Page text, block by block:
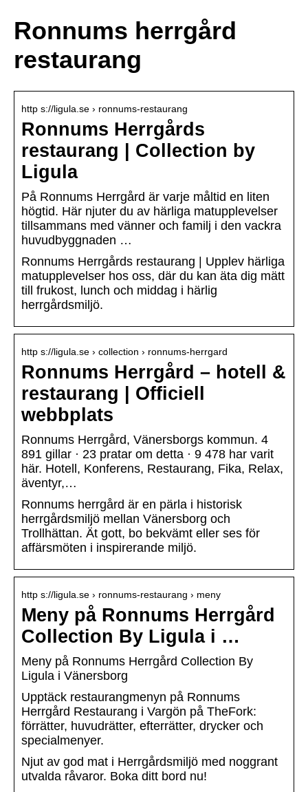
Ronnums herrgård
restaurang
http s://ligula.se › ronnums-restaurang
Ronnums Herrgårds
restaurang | Collection by
Ligula
På Ronnums Herrgård är varje måltid en liten
högtid. Här njuter du av härliga matupplevelser
tillsammans med vänner och familj i den vackra
huvudbyggnaden …
Ronnums Herrgårds restaurang | Upplev härliga
matupplevelser hos oss, där du kan äta dig mätt
till frukost, lunch och middag i härlig
herrgårdsmiljö.
http s://ligula.se › collection › ronnums-herrgard
Ronnums Herrgård – hotell &
restaurang | Officiell
webbplats
Ronnums Herrgård, Vänersborgs kommun. 4
891 gillar · 23 pratar om detta · 9 478 har varit
här. Hotell, Konferens, Restaurang, Fika, Relax,
äventyr,…
Ronnums herrgård är en pärla i historisk
herrgårdsmiljö mellan Vänersborg och
Trollhättan. Ät gott, bo bekvämt eller ses för
affärsmöten i inspirerande miljö.
http s://ligula.se › ronnums-restaurang › meny
Meny på Ronnums Herrgård
Collection By Ligula i …
Meny på Ronnums Herrgård Collection By
Ligula i Vänersborg
Upptäck restaurangmenyn på Ronnums
Herrgård Restaurang i Vargön på TheFork:
förrätter, huvudrätter, efterrätter, drycker och
specialmenyer.
Njut av god mat i Herrgårdsmiljö med noggrant
utvalda råvaror. Boka ditt bord nu!